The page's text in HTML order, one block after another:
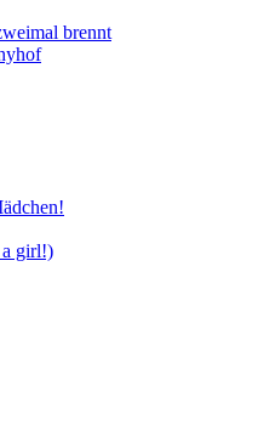
brennt
a girl!)